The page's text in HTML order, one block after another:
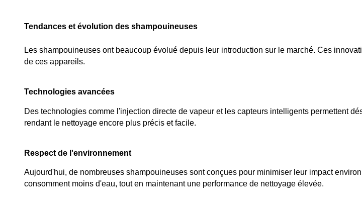
Tendances et évolution des shampouineuses
Les shampouineuses ont beaucoup évolué depuis leur introduction sur le marché. Ces
de ces appareils.
Technologies avancées
Des technologies comme l'injection directe de vapeur et les capteurs intelligents permettent
rendant le nettoyage encore plus précis et facile.
Respect de l'environnement
Aujourd'hui, de nombreuses shampouineuses sont conçues pour minimiser leur impact
consomment moins d'eau, tout en maintenant une performance de nettoyage élevée.